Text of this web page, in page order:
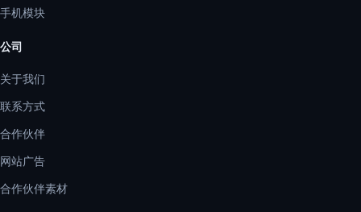
手机模块
公司
关于我们
联系方式
合作伙伴
网站广告
合作伙伴素材